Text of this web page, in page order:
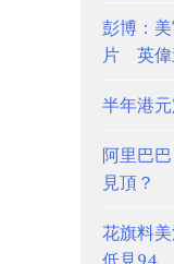
彭博：
片 英偉
半年港
阿里巴
見頂？
花旗料